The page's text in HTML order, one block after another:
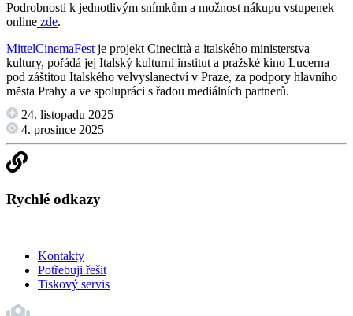
Podrobnosti k jednotlivým snímkům a možnost nákupu vstupenek
online zde.
MittelCinemaFest je projekt Cinecittà a italského ministerstva
kultury, pořádá jej Italský kulturní institut a pražské kino Lucerna
pod záštitou Italského velvyslanectví v Praze, za podpory hlavního
města Prahy a ve spolupráci s řadou mediálních partnerů.
24. listopadu 2025
4. prosince 2025
Rychlé odkazy
Kontakty
Potřebuji řešit
Tiskový servis